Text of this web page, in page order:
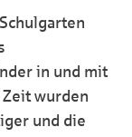
in und mit
wurden
und die